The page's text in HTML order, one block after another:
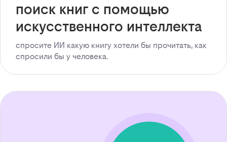
поиск книг с помощью
искусственного интеллекта
спросите ИИ какую книгу хотели бы прочитать, как
спросили бы у человека.